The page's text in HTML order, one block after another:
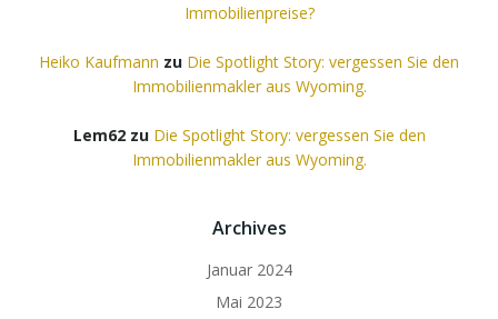
Immobilienpreise?
Heiko Kaufmann zu Die Spotlight Story: vergessen Sie den
Immobilienmakler aus Wyoming.
Lem62zu Die Spotlight Story: vergessen Sie den
Immobilienmakler aus Wyoming.
Archives
Januar 2024
Mai 2023